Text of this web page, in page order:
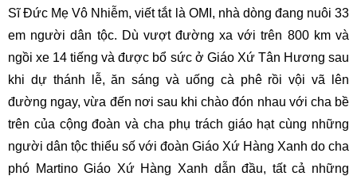
Sĩ Đức Mẹ Vô Nhiễm, viết tắt là OMI, nhà dòng đang nuôi 33
em người dân tộc. Dù vượt đường xa với trên 800 km và
ngồi xe 14 tiếng và được bổ sức ở Giáo Xứ Tân Hương sau
khi dự thánh lễ, ăn sáng và uống cà phê rồi vội vã lên
đường ngay, vừa đến nơi sau khi chào đón nhau với cha bề
trên của cộng đoàn và cha phụ trách giáo hạt cùng những
người dân tộc thiểu số với đoàn Giáo Xứ Hàng Xanh do cha
phó Martino Giáo Xứ Hàng Xanh dẫn đầu, tất cả những